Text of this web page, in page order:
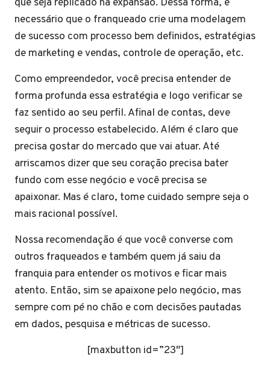
necessário que o franqueado crie uma modelagem
de sucesso com processo bem definidos, estratégias
de marketing e vendas, controle de operação, etc.
Como empreendedor, você precisa entender de
forma profunda essa estratégia e logo verificar se
faz sentido ao seu perfil. Afinal de contas, deve
seguir o processo estabelecido. Além é claro que
precisa gostar do mercado que vai atuar. Até
arriscamos dizer que seu coração precisa bater
fundo com esse negócio e você precisa se
apaixonar. Mas é claro, tome cuidado sempre seja o
mais racional possível.
Nossa recomendação é que você converse com
outros fraqueados e também quem já saiu da
franquia para entender os motivos e ficar mais
atento. Então, sim se apaixone pelo negócio, mas
sempre com pé no chão e com decisões pautadas
em dados, pesquisa e métricas de sucesso.
[maxbutton id=”23″]